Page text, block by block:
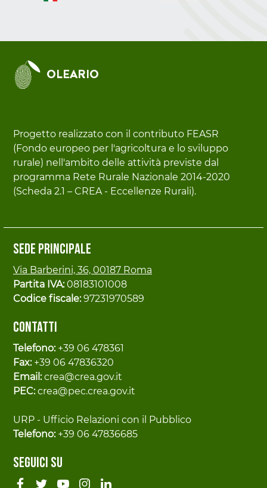
OLEARIO
Progetto realizzato con il contributo FEASR
(Fondo europeo per l'agricoltura e lo sviluppo
rurale) nell'ambito delle attività previste dal
programma Rete Rurale Nazionale 2014-2020
(Scheda 2.1 – CREA - Eccellenze Rurali).
Sede principale
Via Barberini, 36, 00187 Roma
Partita IVA:08183101008
Codice fiscale:97231970589
Contatti
Telefono: +39 06 478361
Fax: +39 06 47836320
Email:crea@crea.gov.it
PEC:crea@pec.crea.gov.it
URP - Ufficio Relazioni con il Pubblico
Telefono: +39 06 47836685
Seguici su